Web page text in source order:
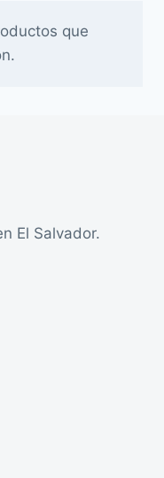
que
El Salvador.